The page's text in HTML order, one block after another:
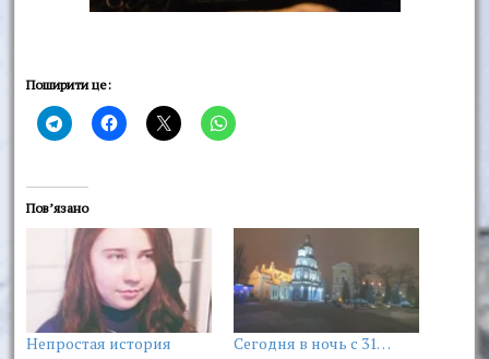
Поширити це:
Пов’язано
Непростая история
Сегодня в ночь с 31…